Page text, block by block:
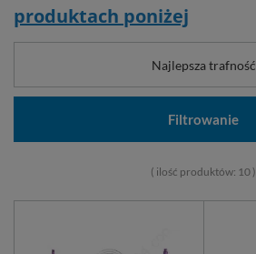
produktach poniżej
Najlepsza trafność
Filtrowanie
( ilość produktów: 10)